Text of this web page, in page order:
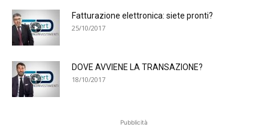
Fatturazione elettronica: siete pronti?
25/10/2017
DOVE AVVIENE LA TRANSAZIONE?
18/10/2017
Pubblicità